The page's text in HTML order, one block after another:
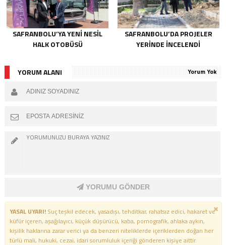
SAFRANBOLU’YA YENİ NESİL
HALK OTOBÜSÜ
SAFRANBOLU’DA PROJELER
YERİNDE İNCELENDİ
YORUM ALANI Yorum Yok
YORUMU GÖNDER
YASAL UYARI!Suç teşkil edecek, yasadışı, tehditkar, rahatsız edici, hakaret ve
küfür içeren, aşağılayıcı, küçük düşürücü, kaba, pornografik, ahlaka aykırı,
kişilik haklarına zarar verici ya da benzeri niteliklerde içeriklerden doğan her
türlü mali, hukuki, cezai, idari sorumluluk içeriği gönderen kişiye aittir.